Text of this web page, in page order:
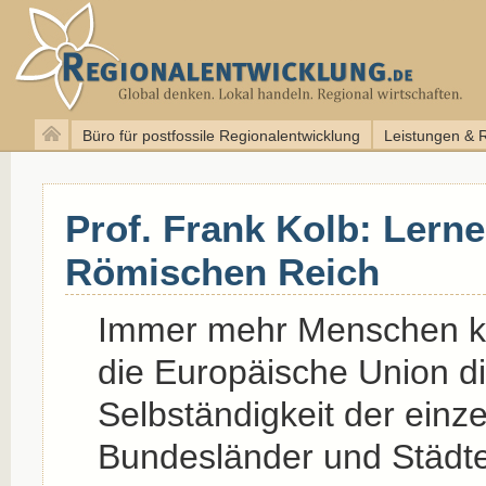
Büro für postfossile Regionalentwicklung Leistungen &
Prof. Frank Kolb:
Römischen Reich
Immer mehr Menschen
die Europäische Union
Selbständigkeit der
Bundesländer und